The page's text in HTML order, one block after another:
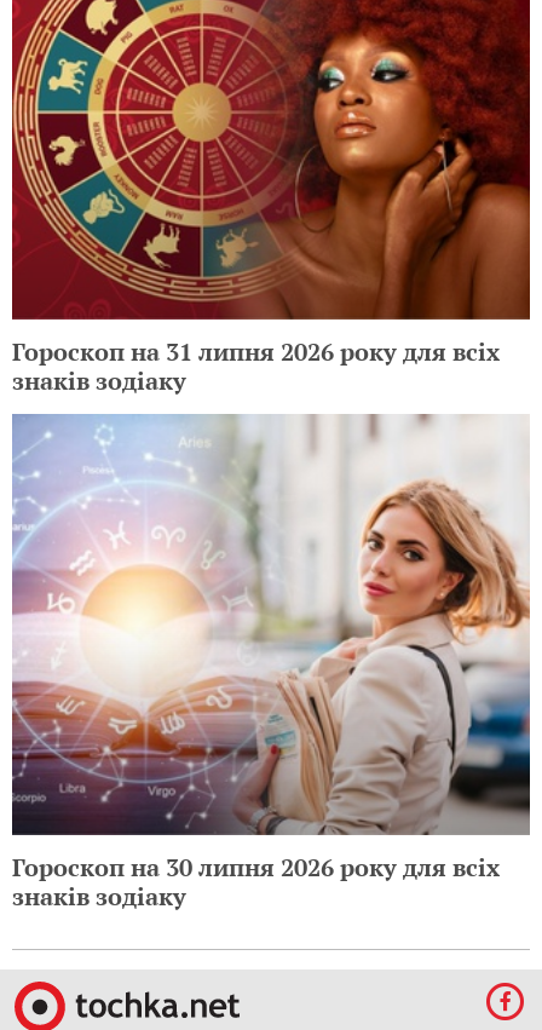
Гороскоп на 31 липня 2026 року для всіх
знаків зодіаку
Гороскоп на 30 липня 2026 року для всіх
знаків зодіаку